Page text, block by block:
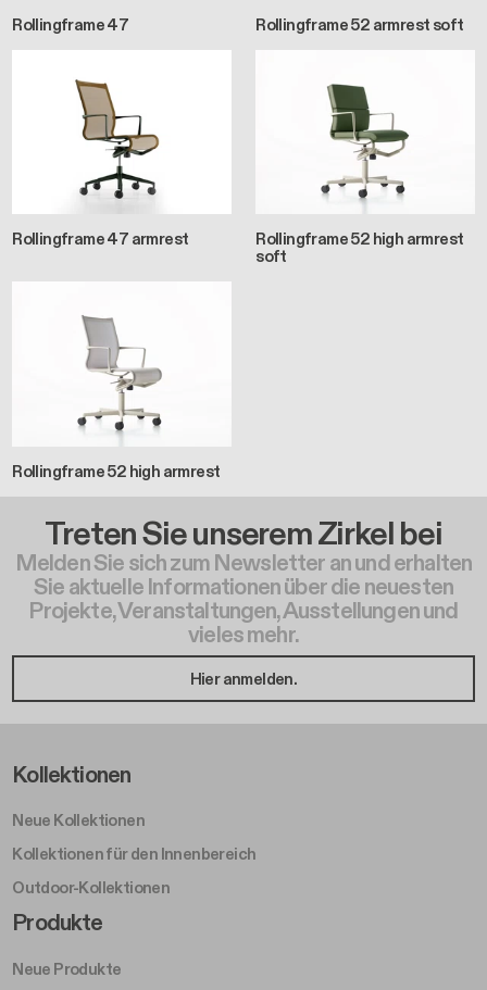
Rollingframe 47 Rollingframe 52 armrest soft
Rollingframe 47 armrest
Rollingframe 52 high armrest
soft
Rollingframe 52 high armrest
Treten Sie unserem Zirkel bei
Melden Sie sich zum Newsletter an und erhalten
Sie aktuelle Informationen über die neuesten
Projekte, Veranstaltungen, Ausstellungen und
vieles mehr.
Hier anmelden.
Footer Left Middle A
Kollektionen
Neue Kollektionen
Kollektionen für den Innenbereich
Outdoor-Kollektionen
Footer Right Middle A
Produkte
Neue Produkte